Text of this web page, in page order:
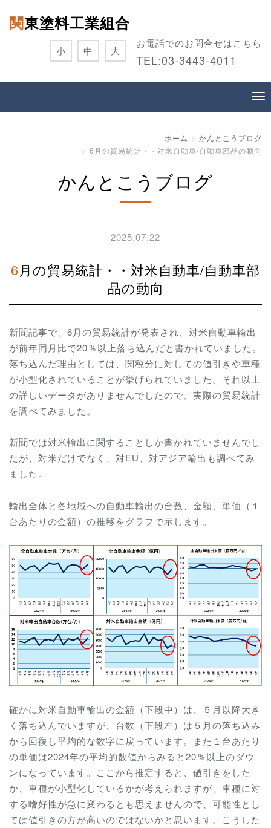
関東塗料工業組合
お電話でのお問合せはこちら
TEL:03-3443-4011
小 中 大
ホーム
かんとこうブログ
6月の貿易統計・・対米自動車/自動車部品の動向
かんとこうブログ
2025.07.22
6月の貿易統計・・対米自動車/自動車部
品の動向
新聞記事で、6月の貿易統計が発表され、対米自動車輸出
が前年同月比で20％以上落ち込んだと書かれていました。
落ち込んだ理由としては、関税分に対しての値引きや車種
が小型化されていることが挙げられていました。それ以上
の詳しいデータがありませんでしたので、実際の貿易統計
を調べてみました。
新聞では対米輸出に関することしか書かれていませんでし
たが、対米だけでなく、対EU、対アジア輸出も調べてみ
ました。
輸出全体と各地域への自動車輸出の台数、金額、単価（１
台あたりの金額）の推移をグラフで示します。
確かに対米自動車輸出の金額（下段中）は、５月以降大き
く落ち込んでいますが、台数（下段左）は５月の落ち込み
から回復し平均的な数字に戻っています。また１台あたり
の単価は2024年の平均的数値からみると20％以上のダウ
ンになっています。ここから推定すると、値引きをした
か、車種が小型化しているかが考えられますが、車種に対
する嗜好性が急に変わるとも思えませんので、可能性とし
ては値引きの方が高いのではないかと思います。こうした